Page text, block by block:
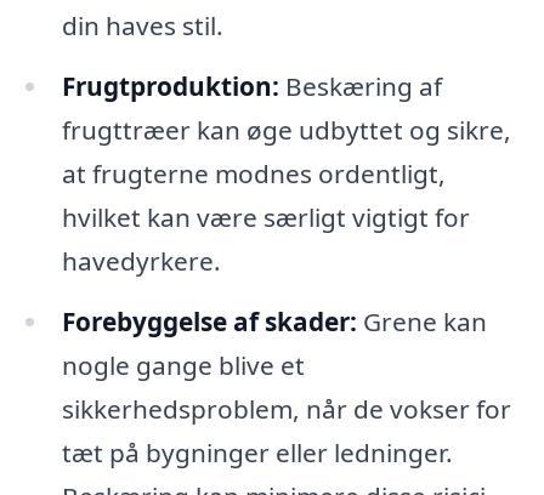
din haves stil.
Frugtproduktion: Beskæring af
frugttræer kan øge udbyttet og sikre,
at frugterne modnes ordentligt,
hvilket kan være særligt vigtigt for
havedyrkere.
Forebyggelse af skader: Grene kan
nogle gange blive et
sikkerhedsproblem, når de vokser for
tæt på bygninger eller ledninger.